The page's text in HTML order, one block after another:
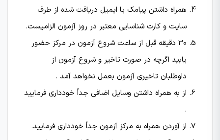
همراه داشتن پیامک یا ایمیل دریافت شده از طرف
سایت و کارت شناسایی معتبر در روز آزمون الزامیست.
30 دقیقه قبل از ساعت شروع آزمون در مركز حضور
یابید اگرچه در صورت تاخیر و شروع آزمون از
داوطلبان تاخیری آزمون بعمل نخواهد آمد .
از به همراه داشتن وسایل اضافی جداً خودداری فرمایید
.
از آوردن همراه به مركز آزمون جداً خودداری فرمایید.